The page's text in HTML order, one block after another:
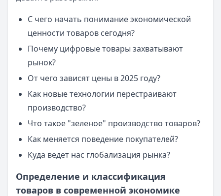
С чего начать понимание экономической
ценности товаров сегодня?
Почему цифровые товары захватывают
рынок?
От чего зависят цены в 2025 году?
Как новые технологии перестраивают
производство?
Что такое "зеленое" производство товаров?
Как меняется поведение покупателей?
Куда ведет нас глобализация рынка?
Определение и классификация
товаров в современной экономике